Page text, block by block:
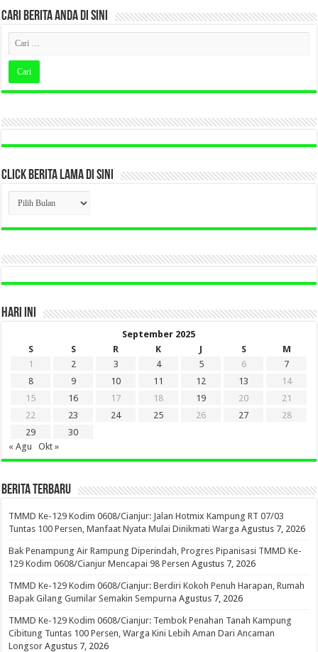
CARI BERITA ANDA DI SINI
CLICK BERITA LAMA DI SINI
CLICK
BERITA
LAMA
DI
HARI INI
September 2025
S
S R K J S
M
1
2 3 4 5 6
7
8
9 10 11 12 13
14
15
16 17 18 19 20
21
22
23 24 25 26 27
28
29
30
« Agu
Okt »
BERITA TERBARU
TMMD Ke-129 Kodim 0608/Cianjur: Jalan Hotmix Kampung RT 07/03
Tuntas 100 Persen, Manfaat Nyata Mulai Dinikmati Warga Agustus 7, 2026
Bak Penampung Air Rampung Diperindah, Progres Pipanisasi TMMD Ke-
129 Kodim 0608/Cianjur Mencapai 98 Persen Agustus 7, 2026
TMMD Ke-129 Kodim 0608/Cianjur: Berdiri Kokoh Penuh Harapan, Rumah
Bapak Gilang Gumilar Semakin Sempurna Agustus 7, 2026
TMMD Ke-129 Kodim 0608/Cianjur: Tembok Penahan Tanah Kampung
Cibitung Tuntas 100 Persen, Warga Kini Lebih Aman Dari Ancaman
Longsor Agustus 7, 2026